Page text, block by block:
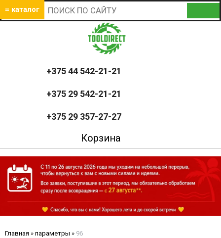
≡ каталог
+375 44 542-21-21
+375 29 542-21-21
+375 29 357-27-27
Корзина
Главная » параметры » 96